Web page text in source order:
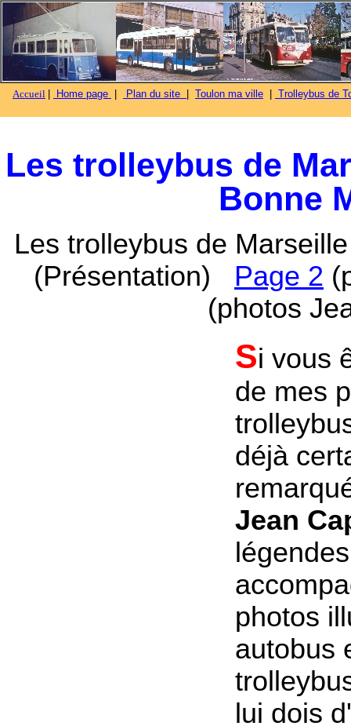
Accueil Home page Plan du site Toulon ma ville Trolleybus de
Les trolleybus de
Bonne
Les trolleybus de
(Présentation) Page 2
(photos
Si vous
de mes
déjà
Jean
légendes
photos
autobus
lui dois